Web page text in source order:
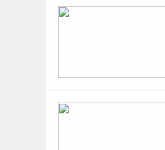
医。嗅觉迟钝、口吃、
殊要求，建议有严重运